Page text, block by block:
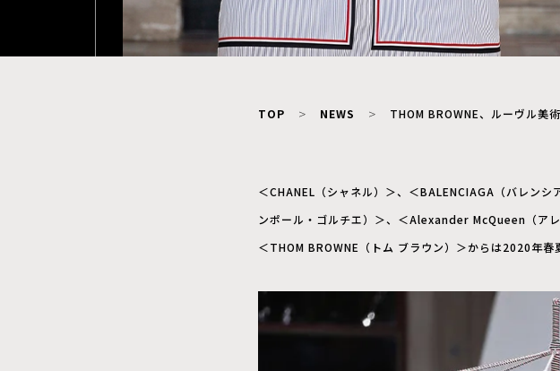
TOP NEWS THOM BROWNE、ルーヴル美
＜CHANEL（シャネル）＞、＜BALENCIAGA（バレン
ンポール・ゴルチエ）＞、＜Alexander McQueen（ア
＜THOM BROWNE（トム ブラウン）＞からは2020年春